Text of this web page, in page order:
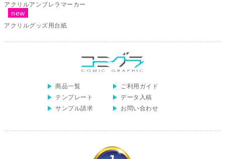
アクリルアンブレラマーカー
アクリルグッズ用台紙
商品一覧
ご利用ガイド
テンプレート
データ入稿
サンプル請求
お問い合わせ